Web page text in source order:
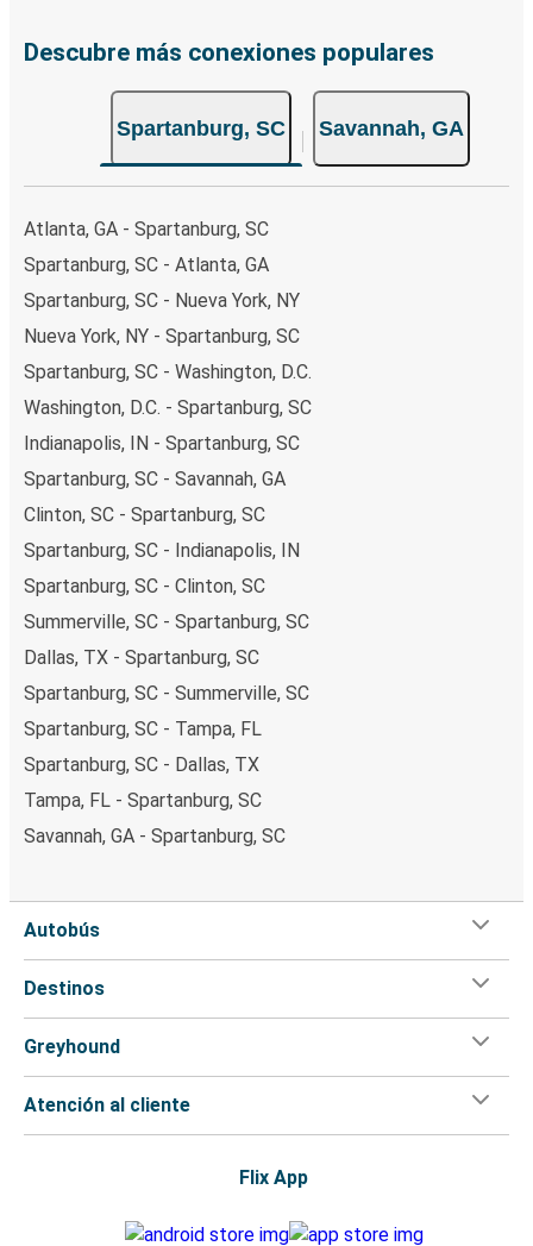
Descubre más conexiones populares
Spartanburg, SC Savannah, GA
Atlanta, GA - Spartanburg, SC
Spartanburg, SC - Atlanta, GA
Spartanburg, SC - Nueva York, NY
Nueva York, NY - Spartanburg, SC
Spartanburg, SC - Washington, D.C.
Washington, D.C. - Spartanburg, SC
Indianapolis, IN - Spartanburg, SC
Spartanburg, SC - Savannah, GA
Clinton, SC - Spartanburg, SC
Spartanburg, SC - Indianapolis, IN
Spartanburg, SC - Clinton, SC
Summerville, SC - Spartanburg, SC
Dallas, TX - Spartanburg, SC
Spartanburg, SC - Summerville, SC
Spartanburg, SC - Tampa, FL
Spartanburg, SC - Dallas, TX
Tampa, FL - Spartanburg, SC
Savannah, GA - Spartanburg, SC
Autobús
Destinos
Greyhound
Atención al cliente
Flix App